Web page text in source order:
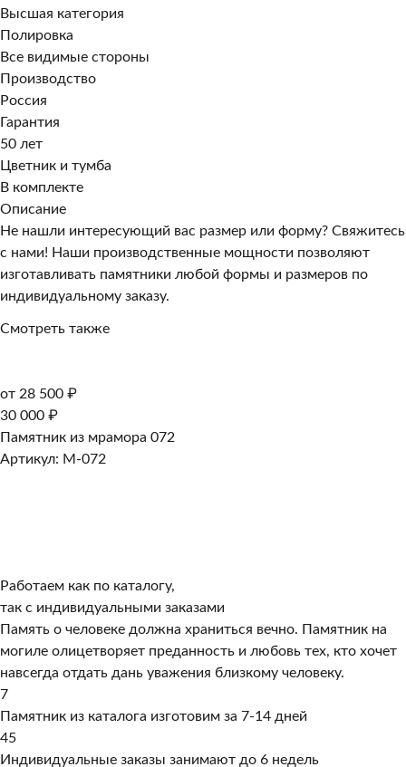
Высшая категория
Полировка
Все видимые стороны
Производство
Россия
Гарантия
50 лет
Цветник и тумба
В комплекте
Описание
Не нашли интересующий вас размер или форму? Свяжитесь
с нами! Наши производственные мощности позволяют
изготавливать памятники любой формы и размеров по
индивидуальному заказу.
Смотреть также
от 28 500 ₽
30 000 ₽
Памятник из мрамора 072
Артикул: M-072
Работаем как по каталогу,
так с индивидуальными заказами
Память о человеке должна храниться вечно. Памятник на
могиле олицетворяет преданность и любовь тех, кто хочет
навсегда отдать дань уважения близкому человеку.
7
Памятник из каталога изготовим за 7-14 дней
45
Индивидуальные заказы занимают до 6 недель